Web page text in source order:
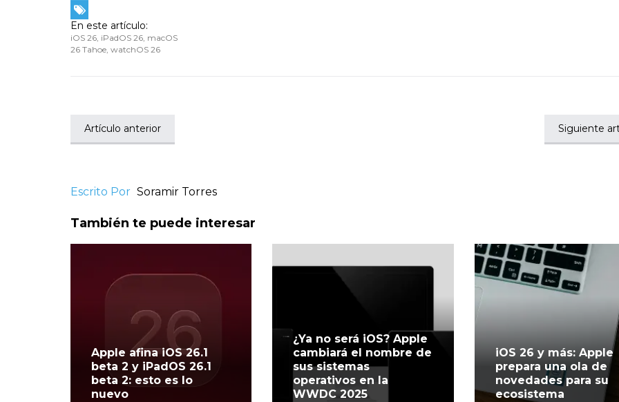
En este artículo:
iOS 26, iPadOS 26, macOS
26 Tahoe, watchOS 26
Artículo anterior Siguiente
Escrito Por Soramir Torres
También te puede interesar
Apple afina iOS 26.1
beta 2 y iPadOS 26.1
beta 2: esto es lo
nuevo
¿Ya no será iOS? Apple
cambiará el nombre de
sus sistemas
operativos en la
WWDC 2025
iOS 26 y más: Apple
prepara una ola de
novedades para su
ecosistema